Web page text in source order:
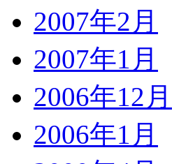
2007年2月
2007年1月
2006年12月
2006年1月